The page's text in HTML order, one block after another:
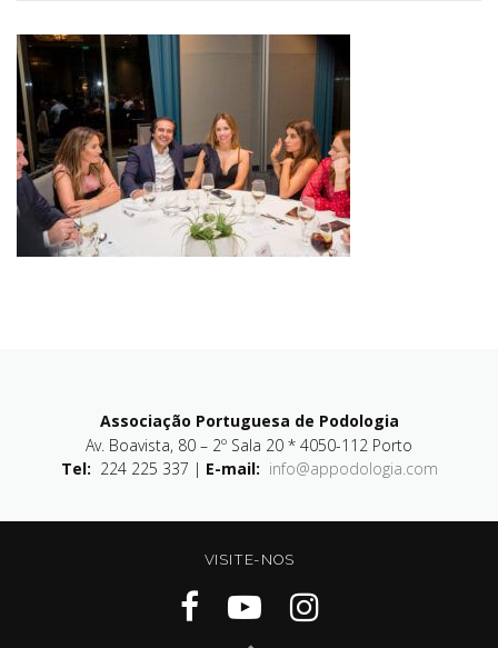
Associação Portuguesa de Podologia
Av. Boavista, 80 – 2º Sala 20 * 4050-112 Porto
Tel: 224 225 337 | E-mail: info@appodologia.com
VISITE-NOS